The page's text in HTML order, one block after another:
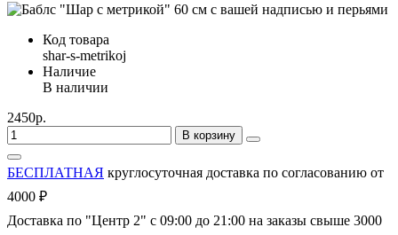
Код товара
shar-s-metrikoj
Наличие
В наличии
2450р.
В корзину
БЕСПЛАТНАЯ круглосуточная доставка по согласованию от
4000 ₽
Доставка по "Центр 2" с 09:00 до 21:00 на заказы свыше 3000